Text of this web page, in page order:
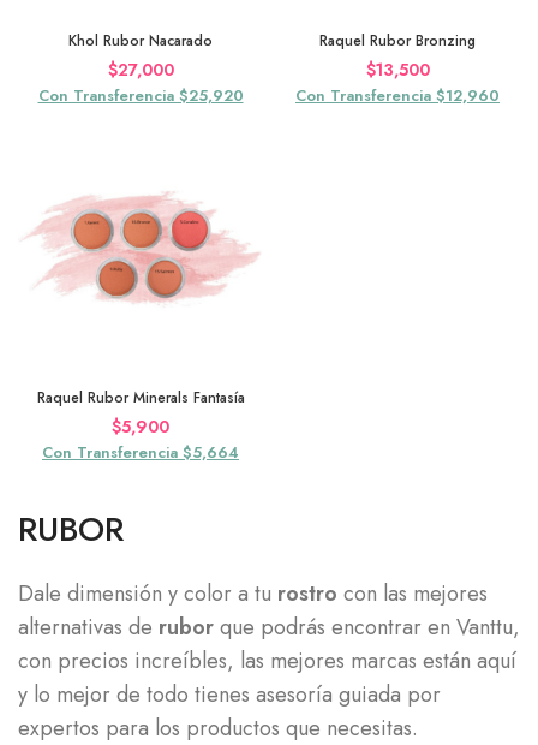
Khol Rubor Nacarado
$27,000
Con Transferencia $25,920
Raquel Rubor Bronzing
$13,500
Con Transferencia $12,960
Raquel Rubor Minerals Fantasía
$5,900
Con Transferencia $5,664
RUBOR
Dale dimensión y color a tu rostro con las mejores
alternativas de ruborque podrás encontrar en Vanttu,
con precios increíbles, las mejores marcas están aquí
y lo mejor de todo tienes asesoría guiada por
expertos para los productos que necesitas.